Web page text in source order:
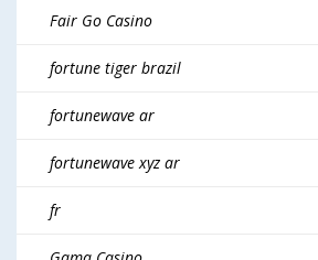
Fair Go Casino
fortune tiger brazil
fortunewave ar
fortunewave xyz ar
fr